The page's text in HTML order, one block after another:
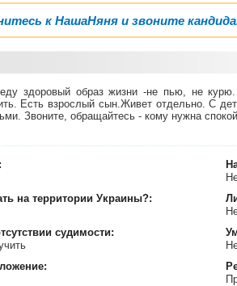
к НашаНяня и звоните
здоровый образ жизни -не пью, не
Есть взрослый сын.Живет отдельно. С
Звоните, обращайтесь - кому нужна
на территории Украины?:
судимости: